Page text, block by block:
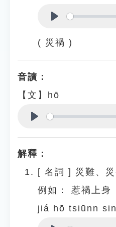
( 災禍 )
音讀：
【文】hō
解釋：
[ 名詞 ] 災難、
例如：
惹禍上身
jiá hō tsiūnn sin